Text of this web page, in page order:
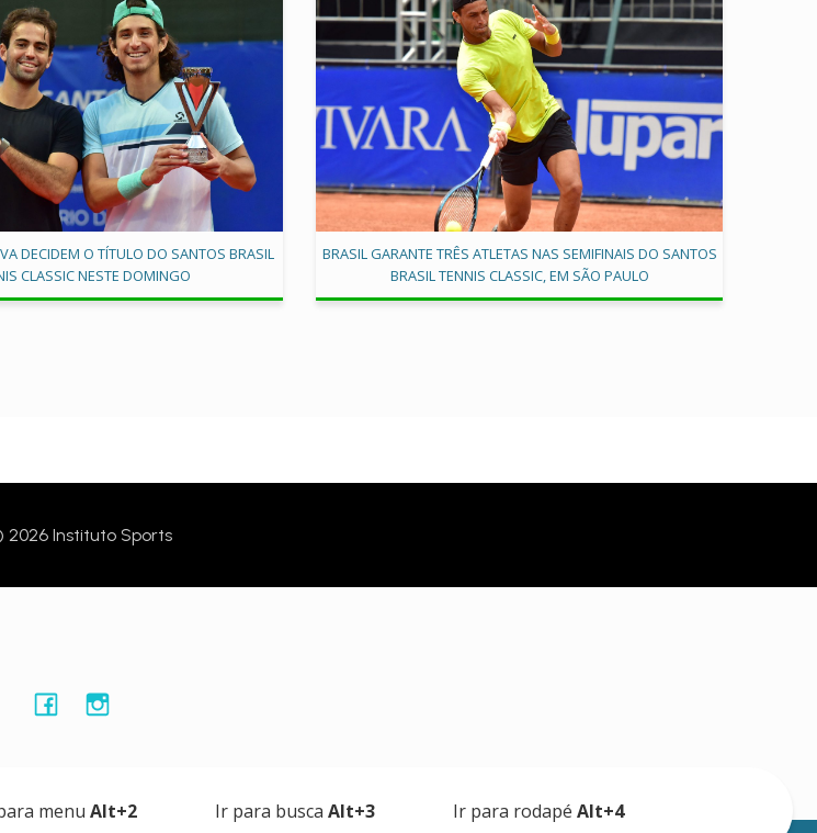
DECIDEM O TÍTULO DO SANTOS BRASIL
CLASSIC NESTE DOMINGO
BRASIL GARANTE TRÊS ATLETAS NAS SEMIFINAIS DO SANTOS
BRASIL TENNIS CLASSIC, EM SÃO PAULO
menu Alt+2 Ir para buscaAlt+3 Ir para rodapé Alt+4
Instituto Sports